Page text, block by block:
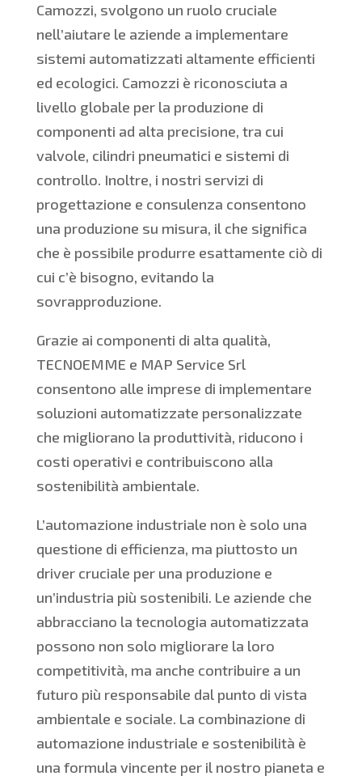
Camozzi, svolgono un ruolo cruciale
nell’aiutare le aziende a implementare
sistemi automatizzati altamente efficienti
ed ecologici. Camozzi è riconosciuta a
livello globale per la produzione di
componenti ad alta precisione, tra cui
valvole, cilindri pneumatici e sistemi di
controllo. Inoltre, i nostri servizi di
progettazione e consulenza consentono
una produzione su misura, il che significa
che è possibile produrre esattamente ciò di
cui c’è bisogno, evitando la
sovrapproduzione.
Grazie ai componenti di alta qualità,
TECNOEMME e MAP Service Srl
consentono alle imprese di implementare
soluzioni automatizzate personalizzate
che migliorano la produttività, riducono i
costi operativi e contribuiscono alla
sostenibilità ambientale.
L’automazione industriale non è solo una
questione di efficienza, ma piuttosto un
driver cruciale per una produzione e
un’industria più sostenibili. Le aziende che
abbracciano la tecnologia automatizzata
possono non solo migliorare la loro
competitività, ma anche contribuire a un
futuro più responsabile dal punto di vista
ambientale e sociale. La combinazione di
automazione industriale e sostenibilità è
una formula vincente per il nostro pianeta e